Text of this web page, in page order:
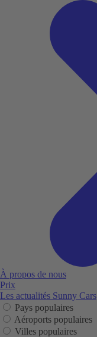
À propos de nous
Prix
Les actualités Sunny Cars
Pays populaires
Aéroports populaires
Villes populaires